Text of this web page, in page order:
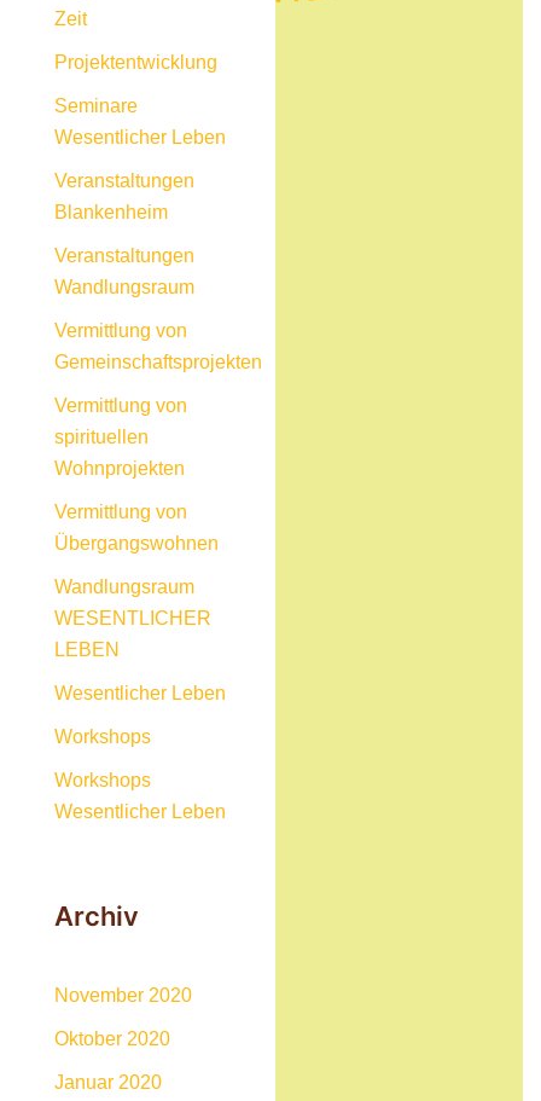
Zeit
Projektentwicklung
Seminare
Wesentlicher Leben
Veranstaltungen
Blankenheim
Veranstaltungen
Wandlungsraum
Vermittlung von
Gemeinschaftsprojekten
Vermittlung von
spirituellen
Wohnprojekten
Vermittlung von
Übergangswohnen
Wandlungsraum
WESENTLICHER
LEBEN
Wesentlicher Leben
Workshops
Workshops
Wesentlicher Leben
Archiv
November 2020
Oktober 2020
Januar 2020